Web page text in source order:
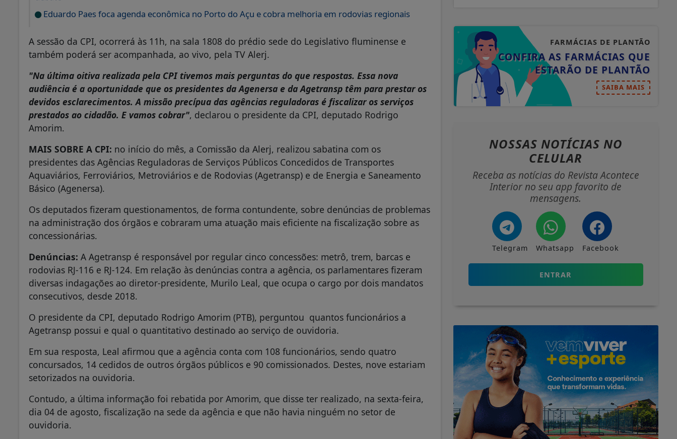
Eduardo Paes foca agenda econômica no Porto do Açu e cobra melhoria em rodovias regionais
A sessão da CPI, ocorrerá às 11h, na sala 1808 do prédio sede do Legislativo fluminense e
também poderá ser acompanhada, ao vivo, pela TV Alerj.
"Na última oitiva realizada pela CPI tivemos mais perguntas do que respostas. Essa nova
audiência é a oportunidade que os presidentes da Agenersa e da Agetransp têm para prestar os
devidos esclarecimentos. A missão precípua das agências reguladoras é fiscalizar os serviços
prestados ao cidadão. E vamos cobrar", declarou o presidente da CPI, deputado Rodrigo
Amorim.
MAIS SOBRE A CPI: no início do mês, a Comissão da Alerj, realizou sabatina com os
presidentes das Agências Reguladoras de Serviços Públicos Concedidos de Transportes
Aquaviários, Ferroviários, Metroviários e de Rodovias (Agetransp) e de Energia e Saneamento
Básico (Agenersa).
Os deputados fizeram questionamentos, de forma contundente, sobre denúncias de problemas
na administração dos órgãos e cobraram uma atuação mais eficiente na fiscalização sobre as
concessionárias.
Denúncias: A Agetransp é responsável por regular cinco concessões: metrô, trem, barcas e
rodovias RJ-116 e RJ-124. Em relação às denúncias contra a agência, os parlamentares fizeram
diversas indagações ao diretor-presidente, Murilo Leal, que ocupa o cargo por dois mandatos
consecutivos, desde 2018.
O presidente da CPI, deputado Rodrigo Amorim (PTB), perguntou quantos funcionários a
Agetransp possui e qual o quantitativo destinado ao serviço de ouvidoria.
Em sua resposta, Leal afirmou que a agência conta com 108 funcionários, sendo quatro
concursados, 14 cedidos de outros órgãos públicos e 90 comissionados. Destes, nove estariam
setorizados na ouvidoria.
Contudo, a última informação foi rebatida por Amorim, que disse ter realizado, na sexta-feira,
dia 04 de agosto, fiscalização na sede da agência e que não havia ninguém no setor de
ouvidoria.
FARMÁCIAS DE PLANTÃO
CONFIRA AS FARMÁCIAS QUE
ESTARÃO DE PLANTÃO
SAIBA MAIS
NOSSAS NOTÍCIAS NO
CELULAR
Receba as notícias do Revista Acontece
Interior no seu app favorito de
mensagens.
Telegram Whatsapp Facebook
ENTRAR